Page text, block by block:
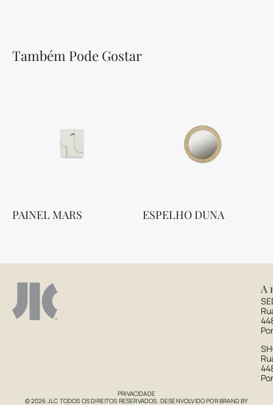
Também Pode Gostar
PAINEL MARS ESPELHO DUNA
A
PRIVACIDADE
© 2026 JLC TODOS OS DIREITOS RESERVADOS. DESENVOLVIDO PORBRAND BY